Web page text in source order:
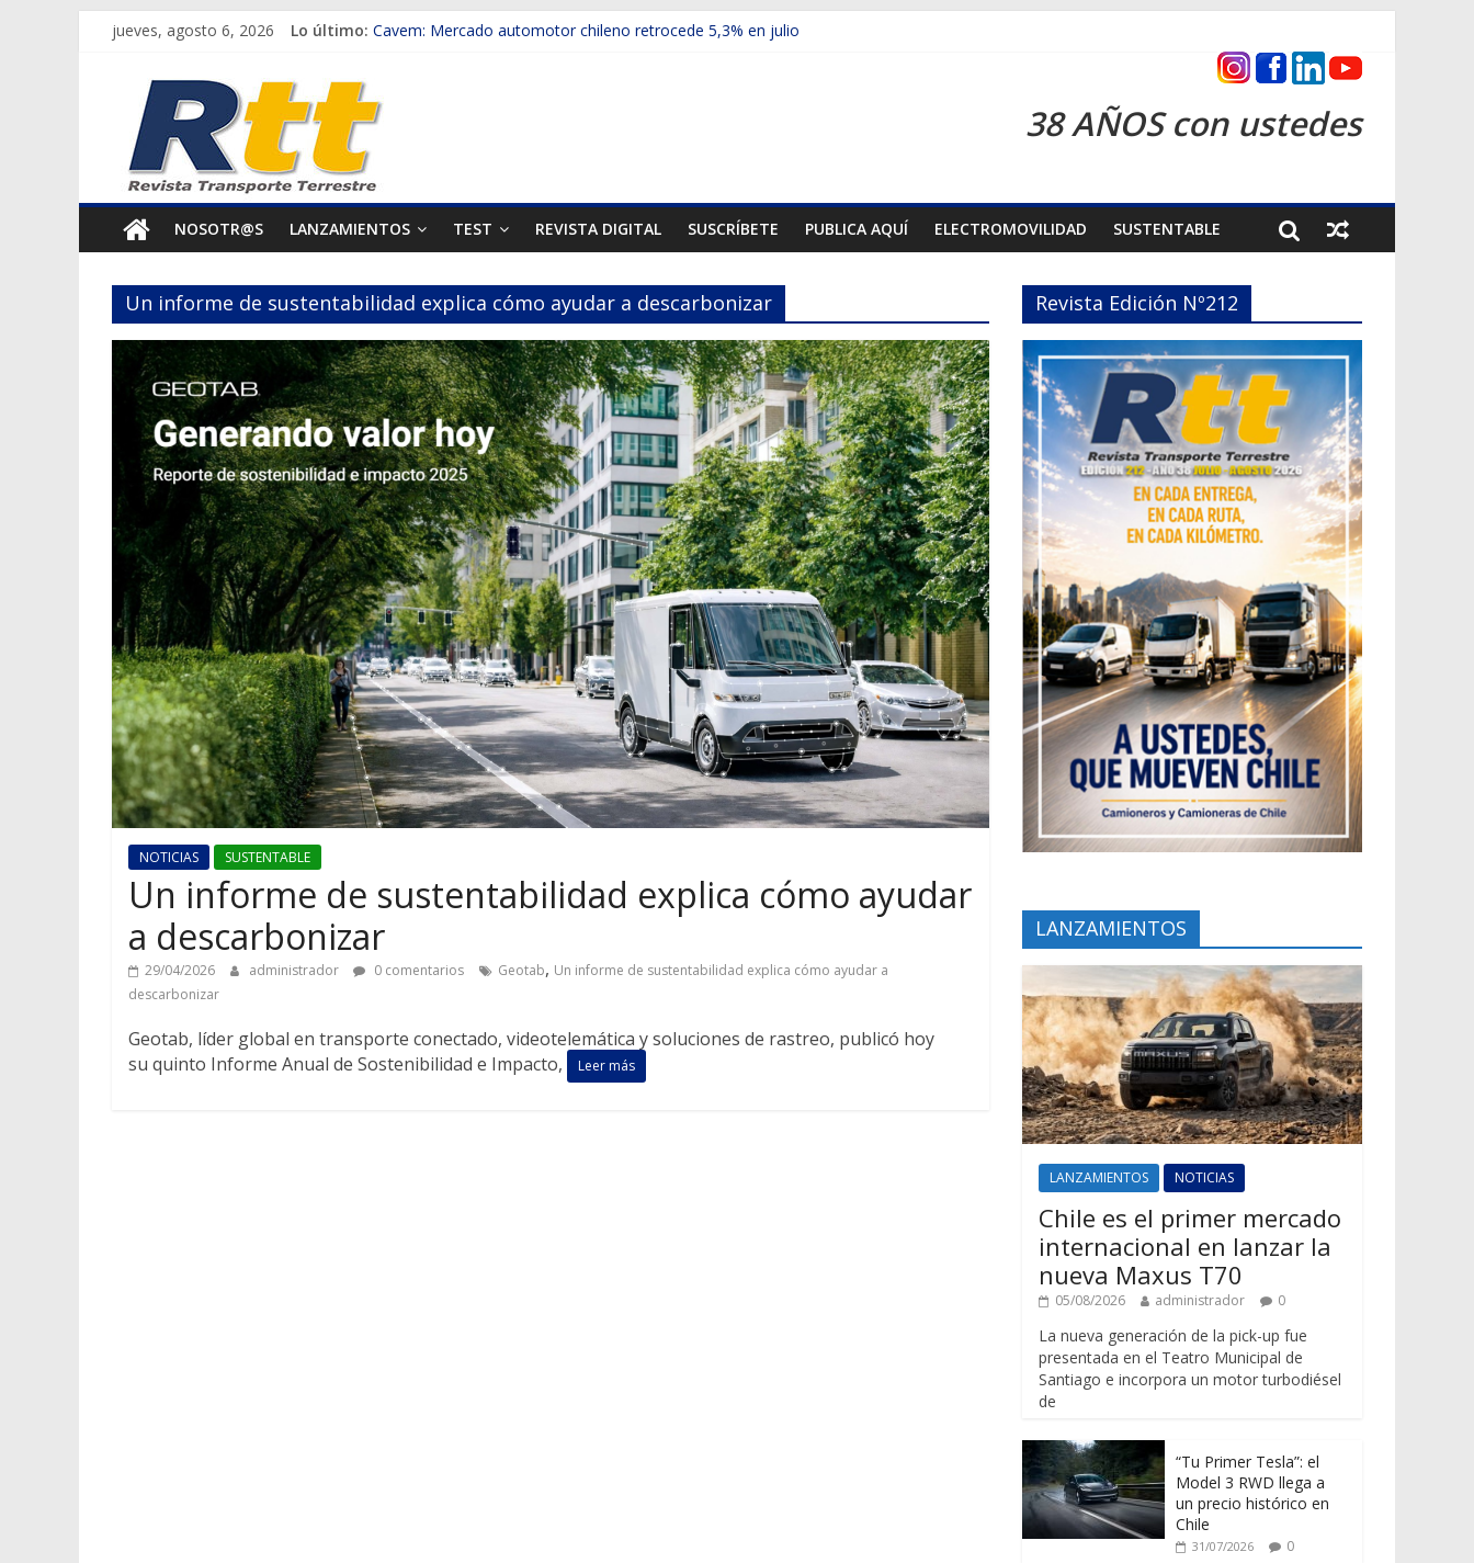
Saltarjueves, agosto 6, 2026 Lo último: Cavem: Mercado automotor chileno retrocede 5,3% en julio
SINOTRUK Pick-ups presentó la recién estrenada Bolden en la Expo Compras Públicas 2026
Chile es el primer mercado internacional en lanzar la nueva Maxus T70
Rtt
Revista
Transporte
Terrestre
Autos,
camiones,
motos,
información
mundo
del
transporte
38 AÑOS con ustedes
NOSOTR@S LANZAMIENTOS TEST REVISTA DIGITAL SUSCRÍBETE PUBLICA AQUÍ ELECTROMOVILIDAD SUSTENTABLE
Un informe de sustentabilidad explica cómo ayudar a descarbonizar
NOTICIAS SUSTENTABLE
Un informe de sustentabilidad explica cómo ayudar
a descarbonizar
29/04/2026 administrador 0 comentarios Geotab, Un informe de sustentabilidad explica cómo ayudar a
descarbonizar
Geotab, líder global en transporte conectado, videotelemática y soluciones de rastreo, publicó hoy
su quinto Informe Anual de Sostenibilidad e Impacto,
Leer más
Revista Edición Nº212
LANZAMIENTOS
LANZAMIENTOS NOTICIAS
Chile es el primer mercado
internacional en lanzar la
nueva Maxus T70
05/08/2026 administrador 0
La nueva generación de la pick-up fue
presentada en el Teatro Municipal de
Santiago e incorpora un motor turbodiésel
de
“Tu Primer Tesla”: el
Model 3 RWD llega a
un precio histórico en
Chile
31/07/2026 0